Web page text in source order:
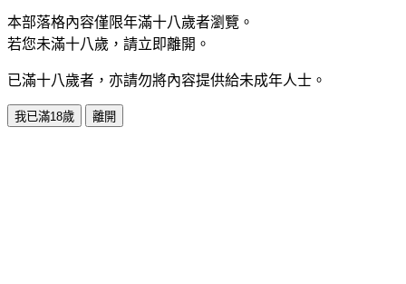
本部落格內容僅限年滿十八歲者瀏覽。
若您未滿十八歲，請立即離開。
已滿十八歲者，亦請勿將內容提供給未成年人士。
我已滿18歲 離開